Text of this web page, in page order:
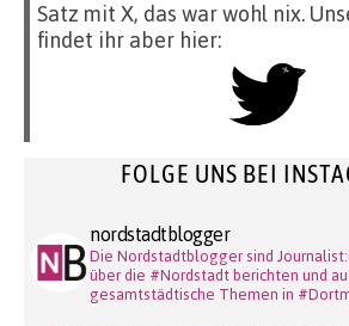
Satz mit X, das war wohl nix.
findet ihr aber hier:
FOLGE UNS BEI
nordstadtblogger
Die Nordstadtblogger sind
über die #Nordstadt berichten und
gesamtstädtische Themen in